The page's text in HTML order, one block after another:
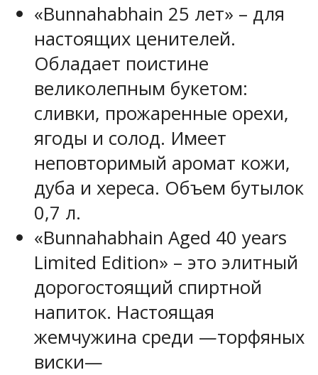
«Bunnahabhain 25 лет» – для
настоящих ценителей.
Обладает поистине
великолепным букетом:
сливки, прожаренные орехи,
ягоды и солод. Имеет
неповторимый аромат кожи,
дуба и хереса. Объем бутылок
0,7 л.
«Bunnahabhain Aged 40 years
Limited Edition» – это элитный
дорогостоящий спиртной
напиток. Настоящая
жемчужина среди —торфяных
виски—